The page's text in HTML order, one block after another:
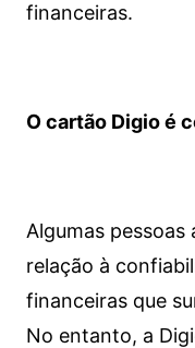
financeiras.
O cartão Digio é
Algumas
relação à
financeiras que
No entanto, a